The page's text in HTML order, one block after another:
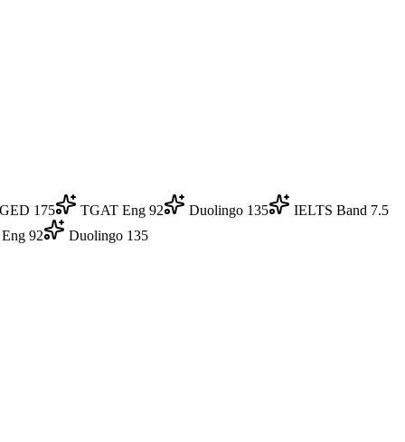
GED 175 TGAT Eng 92 Duolingo 135
IELTS Band 7.5
92
Duolingo 135